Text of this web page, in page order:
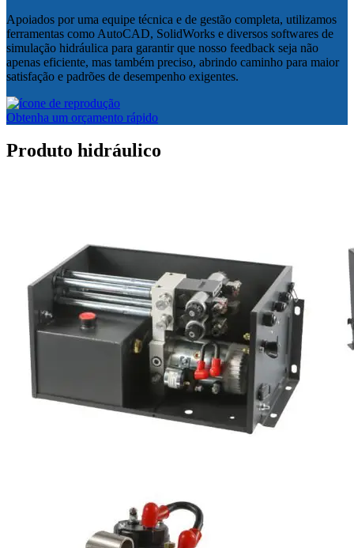
Apoiados por uma equipe técnica e de gestão completa, utilizamos
ferramentas como AutoCAD, SolidWorks e diversos softwares de
simulação hidráulica para garantir que nosso feedback seja não
apenas eficiente, mas também preciso, abrindo caminho para maior
satisfação e padrões de desempenho exigentes.
Obtenha um orçamento rápido
Produto hidráulico